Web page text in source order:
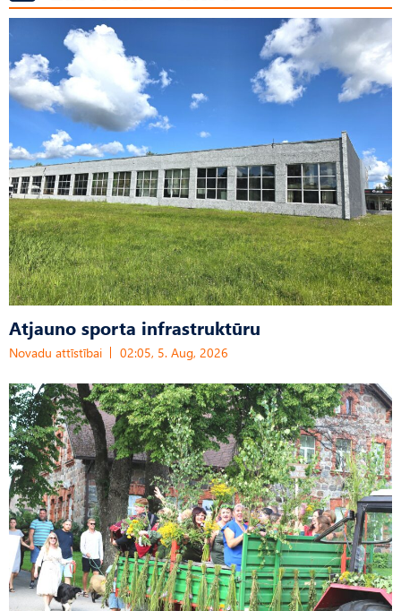
Atjauno sporta infrastruktūru
Novadu attīstībai 02:05, 5. Aug, 2026